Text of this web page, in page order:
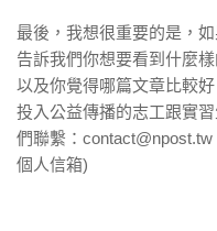
最後，我想很重要的是，
告訴我們你想要看到什麼
以及你覺得哪篇文章比較
投入公益傳播的志工跟實
們聯繫：
個人信箱)